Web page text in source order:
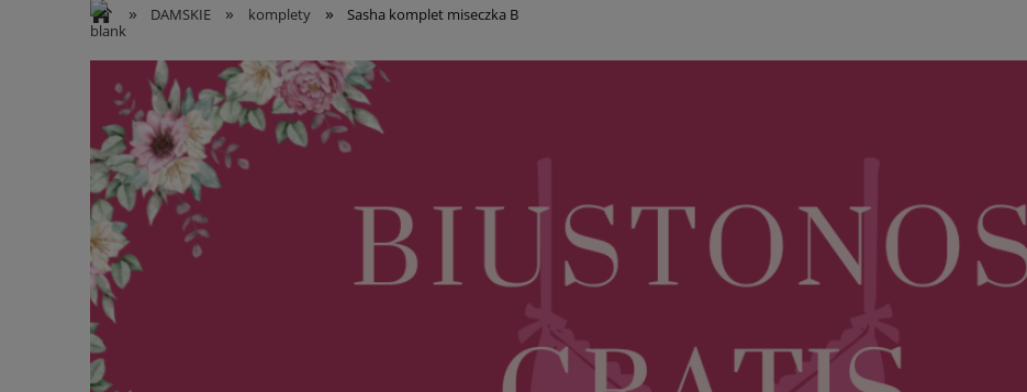
» DAMSKIE » komplety » Sasha komplet miseczka B